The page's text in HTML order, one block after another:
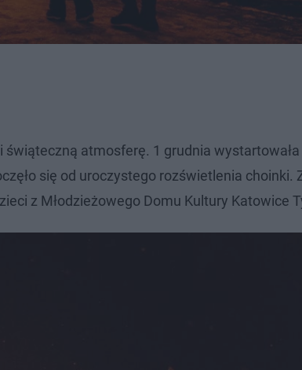
świąteczną atmosferę. 1 grudnia
się od uroczystego rozświetlenia choinki.
z Młodzieżowego Domu Kultury Katowice